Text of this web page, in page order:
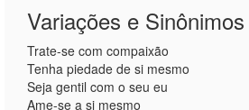
Variações e Sinônimos
Trate-se com compaixão
Tenha piedade de si mesmo
Seja gentil com o seu eu
Ame-se a si mesmo